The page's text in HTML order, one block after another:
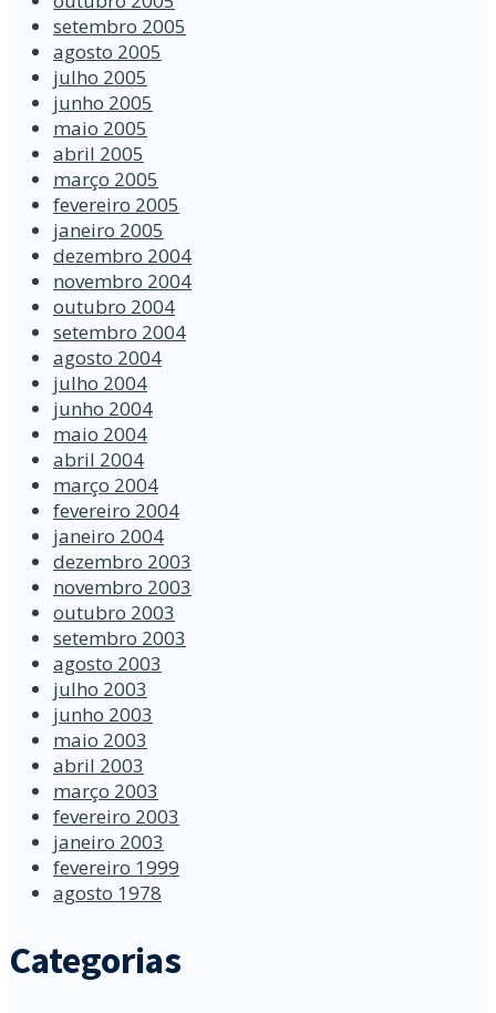
setembro 2005
agosto 2005
julho 2005
junho 2005
maio 2005
abril 2005
março 2005
fevereiro 2005
janeiro 2005
dezembro 2004
novembro 2004
outubro 2004
setembro 2004
agosto 2004
julho 2004
junho 2004
maio 2004
abril 2004
março 2004
fevereiro 2004
janeiro 2004
dezembro 2003
novembro 2003
outubro 2003
setembro 2003
agosto 2003
julho 2003
junho 2003
maio 2003
abril 2003
março 2003
fevereiro 2003
janeiro 2003
fevereiro 1999
agosto 1978
Categorias